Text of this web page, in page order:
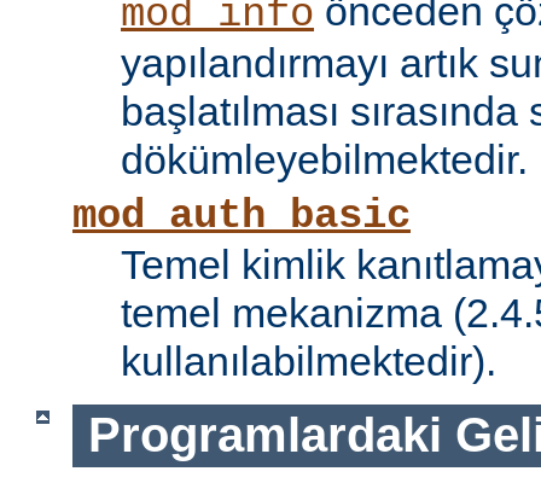
mod_info önceden
yapılandırmayı artık
başlatılması sırasında
dökümleyebilmektedir.
mod_auth_basic
Temel kimlik
temel mekanizma
kullanılabilmektedir).
Programlardaki